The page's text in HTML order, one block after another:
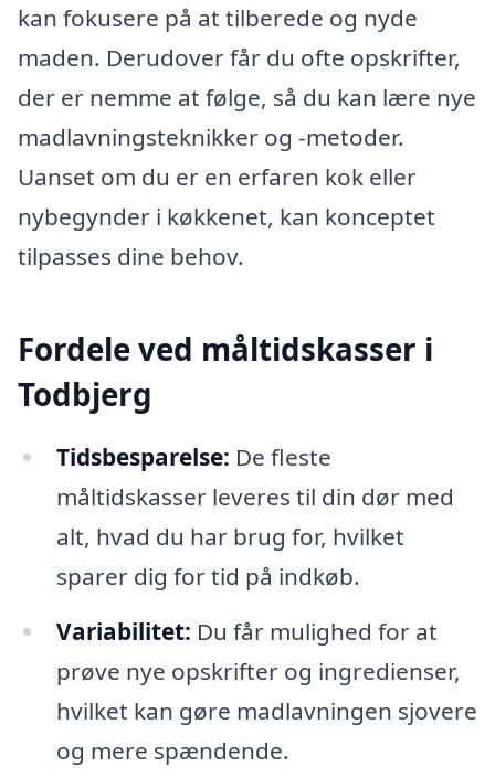
kan fokusere på at tilberede og nyde
maden. Derudover får du ofte opskrifter,
der er nemme at følge, så du kan lære nye
madlavningsteknikker og -metoder.
Uanset om du er en erfaren kok eller
nybegynder i køkkenet, kan konceptet
tilpasses dine behov.
Fordele ved måltidskasser i
Todbjerg
Tidsbesparelse: De fleste
måltidskasser leveres til din dør med
alt, hvad du har brug for, hvilket
sparer dig for tid på indkøb.
Variabilitet: Du får mulighed for at
prøve nye opskrifter og ingredienser,
hvilket kan gøre madlavningen sjovere
og mere spændende.